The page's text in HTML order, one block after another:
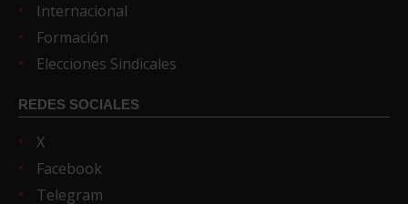
Internacional
Formación
Elecciones Sindicales
REDES SOCIALES
X
Facebook
Telegram